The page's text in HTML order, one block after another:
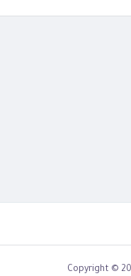
Copyright ©